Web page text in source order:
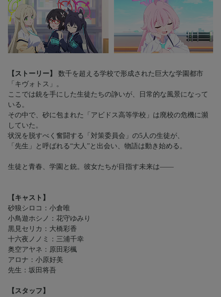
【ストーリー】
数千を超える学校で形成された巨大な学園都市
「キヴォトス」。
ここでは銃を手にした生徒たちの諍いが、日常的な風景になって
いる。
その中で、砂に包まれた「アビドス高等学校」は廃校の危機に瀕
していた。
状況を脱すべく奮闘する「対策委員会」の5人の生徒が、
「先生」と呼ばれる“大人”と出会い、物語は動き始める。
生徒と青春、学園と銃。彼女たちが目指す未来は――
【キャスト】
砂狼シロコ：小倉唯
小鳥遊ホシノ：花守ゆみり
黒見セリカ：大橋彩香
十六夜ノノミ：三浦千幸
奥空アヤネ：原田彩楓
アロナ：小原好美
先生：坂田将吾
【スタッフ】